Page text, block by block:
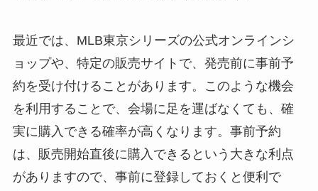
最近では、MLB東京シリーズの公式オンラインシ
ョップや、特定の販売サイトで、発売前に事前予
約を受け付けることがあります。このような機会
を利用することで、会場に足を運ばなくても、確
実に購入できる確率が高くなります。事前予約
は、販売開始直後に購入できるという大きな利点
がありますので、事前に登録しておくと便利で